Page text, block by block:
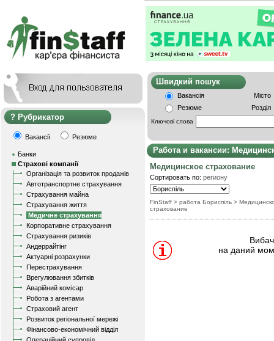
Рубрикатор
Вакансії Резюме
Банки
Страхові компанії
Організація та розвиток продажів
Автотранспортне страхування
Страхування майна
Страхування життя
Медичне страхування
Корпоративне страхування
Страхування ризиків
Андеррайтінг
Актуарні розрахунки
Перестрахування
Врегулювання збитків
Аварійний комісар
Робота з агентами
Страховий агент
Розвиток регіональної мережі
Фінансово-економічний відділ
Швидкий
Вакансія
Місто
Резюме
Розділ
Ключові слова
Работа и вакансии:
Медицинское страхование
Сортировать по: региону
FinStaff > работа Бориспіль >
страхование
на даний